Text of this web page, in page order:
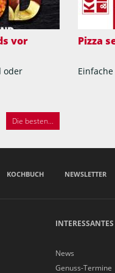
vor
oder
Die besten...
Pizza
KOCHBUCH NEWSLETTER
News
Genuss-Termine